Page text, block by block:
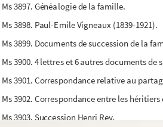
Ms 3897. Généalogie de la famille.
Ms 3898. Paul-Emile Vigneaux (1839-1921).
Ms 3899. Documents de succession de la
Ms 3900. 4 lettres et 6 autres documents de
Ms 3901. Correspondance relative au
Ms 3902. Correspondance entre les héritiers
Ms 3903. Succession Henri Rey.